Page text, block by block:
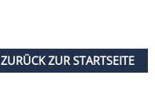
ZURÜCK ZUR STARTSEITE